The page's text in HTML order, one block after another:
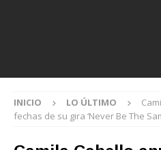
INICIO LO ÚLTIMO
fechas de su gira ‘Never Be The